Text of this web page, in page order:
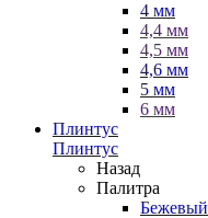
4 мм
4,4 мм
4,5 мм
4,6 мм
5 мм
6 мм
Плинтус
Плинтус
Назад
Палитра
Бежевый